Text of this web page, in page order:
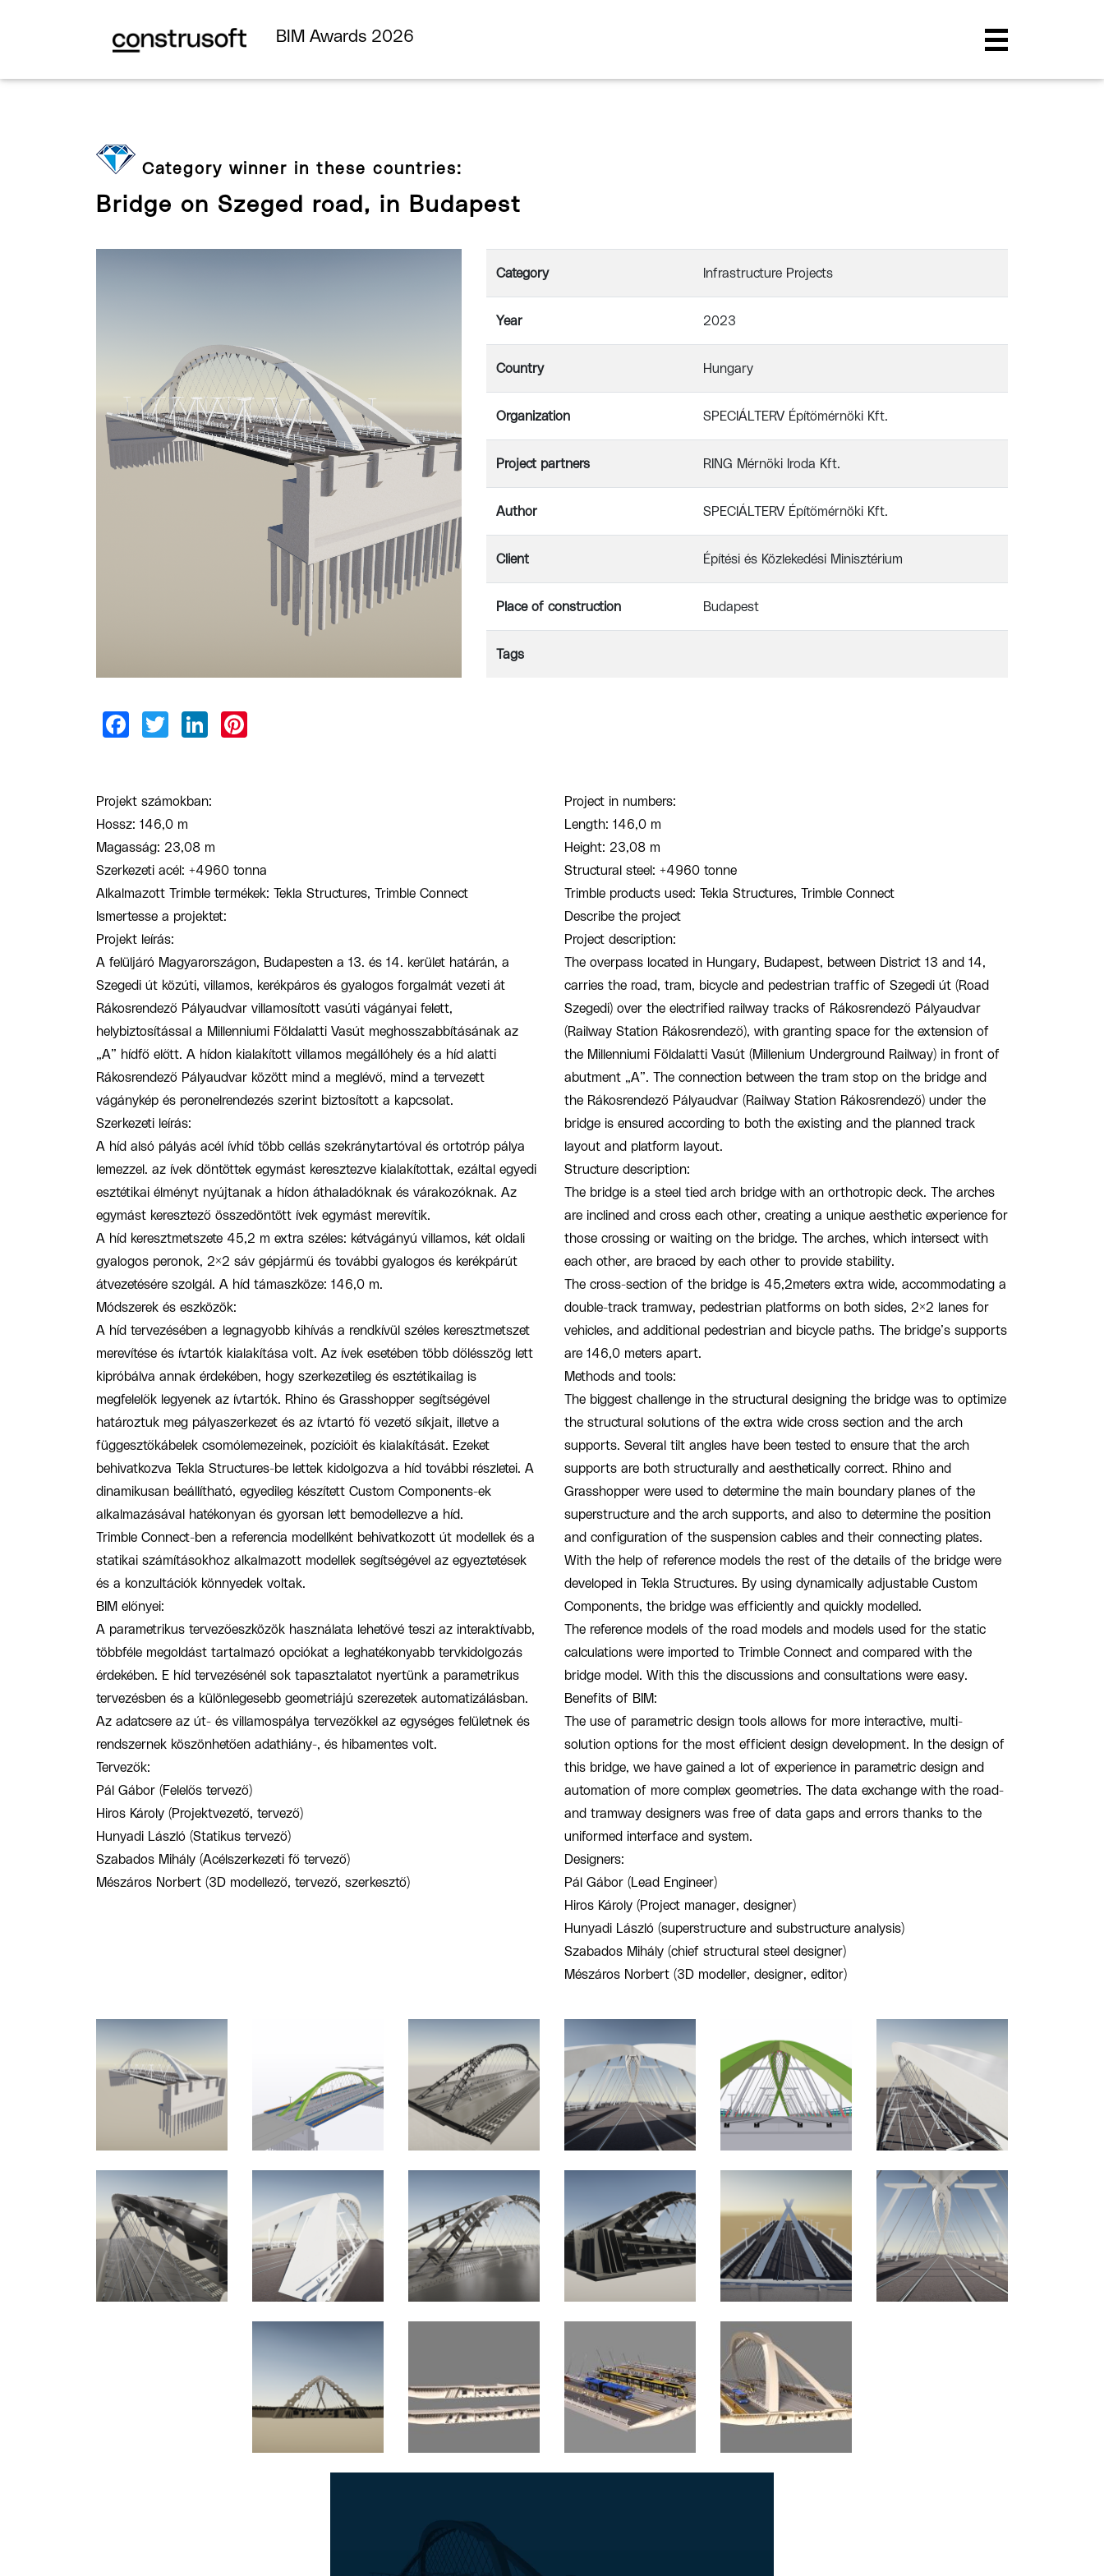
BIM Awards 2026
Category winner in these countries:
Bridge on Szeged road, in Budapest
Category Infrastructure Projects
Year 2023
Country Hungary
Organization SPECIÁLTERV Építőmérnöki Kft.
Project partners RING Mérnöki Iroda Kft.
Author SPECIÁLTERV Építőmérnöki Kft.
Client Építési és Közlekedési Minisztérium
Place of construction Budapest
Tags
Projekt számokban:
Hossz: 146,0 m
Magasság: 23,08 m
Szerkezeti acél: +4960 tonna
Alkalmazott Trimble termékek: Tekla Structures, Trimble Connect
Ismertesse a projektet:
Projekt leírás:
A felüljáró Magyarországon, Budapesten a 13. és 14. kerület határán, a
Szegedi út közúti, villamos, kerékpáros és gyalogos forgalmát vezeti át
Rákosrendező Pályaudvar villamosított vasúti vágányai felett,
helybiztosítással a Millenniumi Földalatti Vasút meghosszabbításának az
„A” hídfő előtt. A hídon kialakított villamos megállóhely és a híd alatti
Rákosrendező Pályaudvar között mind a meglévő, mind a tervezett
vágánykép és peronelrendezés szerint biztosított a kapcsolat.
Szerkezeti leírás:
A híd alsó pályás acél ívhíd több cellás szekránytartóval és ortotróp pálya
lemezzel. az ívek döntöttek egymást keresztezve kialakítottak, ezáltal egyedi
esztétikai élményt nyújtanak a hídon áthaladóknak és várakozóknak. Az
egymást keresztező összedöntött ívek egymást merevítik.
A híd keresztmetszete 45,2 m extra széles: kétvágányú villamos, két oldali
gyalogos peronok, 2×2 sáv gépjármű és további gyalogos és kerékpárút
átvezetésére szolgál. A híd támaszköze: 146,0 m.
Módszerek és eszközök:
A híd tervezésében a legnagyobb kihívás a rendkívül széles keresztmetszet
merevítése és ívtartók kialakítása volt. Az ívek esetében több dőlésszög lett
kipróbálva annak érdekében, hogy szerkezetileg és esztétikailag is
megfelelők legyenek az ívtartók. Rhino és Grasshopper segítségével
határoztuk meg pályaszerkezet és az ívtartó fő vezető síkjait, illetve a
függesztőkábelek csomólemezeinek, pozícióit és kialakítását. Ezeket
behivatkozva Tekla Structures-be lettek kidolgozva a híd további részletei. A
dinamikusan beállítható, egyedileg készített Custom Components-ek
alkalmazásával hatékonyan és gyorsan lett bemodellezve a híd.
Trimble Connect-ben a referencia modellként behivatkozott út modellek és a
statikai számításokhoz alkalmazott modellek segítségével az egyeztetések
és a konzultációk könnyedek voltak.
BIM előnyei:
A parametrikus tervezőeszközök használata lehetővé teszi az interaktívabb,
többféle megoldást tartalmazó opciókat a leghatékonyabb tervkidolgozás
érdekében. E híd tervezésénél sok tapasztalatot nyertünk a parametrikus
tervezésben és a különlegesebb geometriájú szerezetek automatizálásban.
Az adatcsere az út- és villamospálya tervezőkkel az egységes felületnek és
rendszernek köszönhetően adathiány-, és hibamentes volt.
Tervezők:
Pál Gábor (Felelős tervező)
Hiros Károly (Projektvezető, tervező)
Hunyadi László (Statikus tervező)
Szabados Mihály (Acélszerkezeti fő tervező)
Mészáros Norbert (3D modellező, tervező, szerkesztő)
Project in numbers:
Length: 146,0 m
Height: 23,08 m
Structural steel: +4960 tonne
Trimble products used: Tekla Structures, Trimble Connect
Describe the project
Project description:
The overpass located in Hungary, Budapest, between District 13 and 14,
carries the road, tram, bicycle and pedestrian traffic of Szegedi út (Road
Szegedi) over the electrified railway tracks of Rákosrendező Pályaudvar
(Railway Station Rákosrendező), with granting space for the extension of
the Millenniumi Földalatti Vasút (Millenium Underground Railway) in front of
abutment „A”. The connection between the tram stop on the bridge and
the Rákosrendező Pályaudvar (Railway Station Rákosrendező) under the
bridge is ensured according to both the existing and the planned track
layout and platform layout.
Structure description:
The bridge is a steel tied arch bridge with an orthotropic deck. The arches
are inclined and cross each other, creating a unique aesthetic experience for
those crossing or waiting on the bridge. The arches, which intersect with
each other, are braced by each other to provide stability.
The cross-section of the bridge is 45,2meters extra wide, accommodating a
double-track tramway, pedestrian platforms on both sides, 2×2 lanes for
vehicles, and additional pedestrian and bicycle paths. The bridge’s supports
are 146,0 meters apart.
Methods and tools:
The biggest challenge in the structural designing the bridge was to optimize
the structural solutions of the extra wide cross section and the arch
supports. Several tilt angles have been tested to ensure that the arch
supports are both structurally and aesthetically correct. Rhino and
Grasshopper were used to determine the main boundary planes of the
superstructure and the arch supports, and also to determine the position
and configuration of the suspension cables and their connecting plates.
With the help of reference models the rest of the details of the bridge were
developed in Tekla Structures. By using dynamically adjustable Custom
Components, the bridge was efficiently and quickly modelled.
The reference models of the road models and models used for the static
calculations were imported to Trimble Connect and compared with the
bridge model. With this the discussions and consultations were easy.
Benefits of BIM:
The use of parametric design tools allows for more interactive, multi-
solution options for the most efficient design development. In the design of
this bridge, we have gained a lot of experience in parametric design and
automation of more complex geometries. The data exchange with the road-
and tramway designers was free of data gaps and errors thanks to the
uniformed interface and system.
Designers:
Pál Gábor (Lead Engineer)
Hiros Károly (Project manager, designer)
Hunyadi László (superstructure and substructure analysis)
Szabados Mihály (chief structural steel designer)
Mészáros Norbert (3D modeller, designer, editor)